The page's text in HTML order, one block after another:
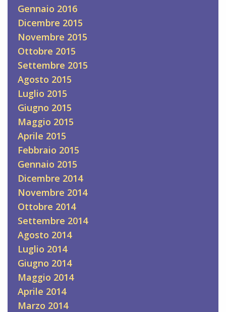
Gennaio 2016
Dicembre 2015
Novembre 2015
Ottobre 2015
Settembre 2015
Agosto 2015
Luglio 2015
Giugno 2015
Maggio 2015
Aprile 2015
Febbraio 2015
Gennaio 2015
Dicembre 2014
Novembre 2014
Ottobre 2014
Settembre 2014
Agosto 2014
Luglio 2014
Giugno 2014
Maggio 2014
Aprile 2014
Marzo 2014